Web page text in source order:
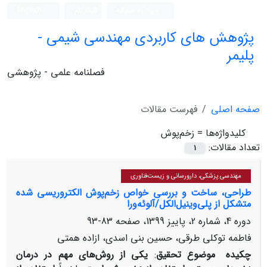
پژوهش های کاربردی مهندسی شیمی -
پلیمر
فصلنامه علمی - پژوهشی
صفحه اصلی
فهرست مقالات
کلیدواژه‌ها = زخم‌پوش
تعداد مقالات:
1
مهندسی پزشکی، دارورسانی و زیست‌فناوری
طراحی، ساخت و بررسی خواص زخم‌پوش الکتروریسی شده
متشکل از پلی‌وینیل‌الکل/آلوئه‌ورا
دوره 4، شماره 2، پاییز 1399، صفحه
83-93
فاطمه توکلی طرقی، حسین بنی اسدی، ازاده همتی
چکیده
موضوع تحقیق: یکی از روش‌های مهم در درمان